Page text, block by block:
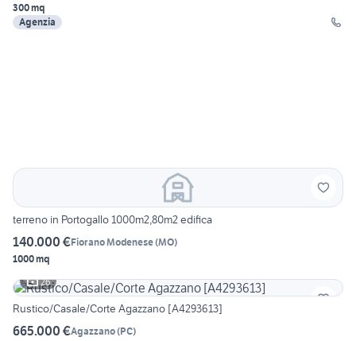
300 mq
Agenzia
terreno in Portogallo 1000m2,80m2 edifica
140.000 €Fiorano Modenese(MO)
1000 mq
26
Rustico/Casale/Corte Agazzano [A4293613]
665.000 €Agazzano(PC)